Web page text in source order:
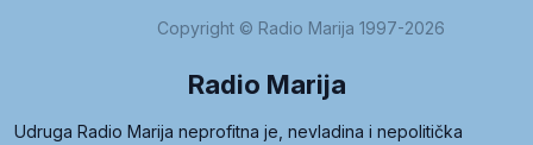
Copyright © Radio Marija 1997-2026
Radio Marija
Udruga Radio Marija neprofitna je, nevladina i nepolitička